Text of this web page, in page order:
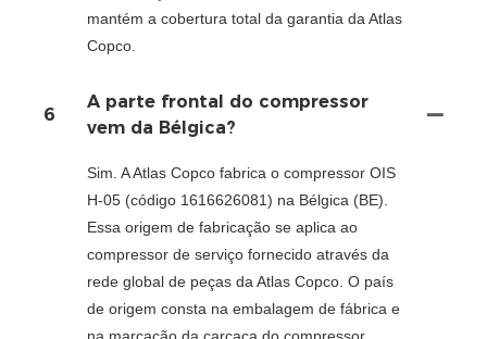
mantém a cobertura total da garantia da Atlas
Copco.
6
A parte frontal do compressor
vem da Bélgica?
Sim. A Atlas Copco fabrica o compressor OIS
H-05 (código 1616626081) na Bélgica (BE).
Essa origem de fabricação se aplica ao
compressor de serviço fornecido através da
rede global de peças da Atlas Copco. O país
de origem consta na embalagem de fábrica e